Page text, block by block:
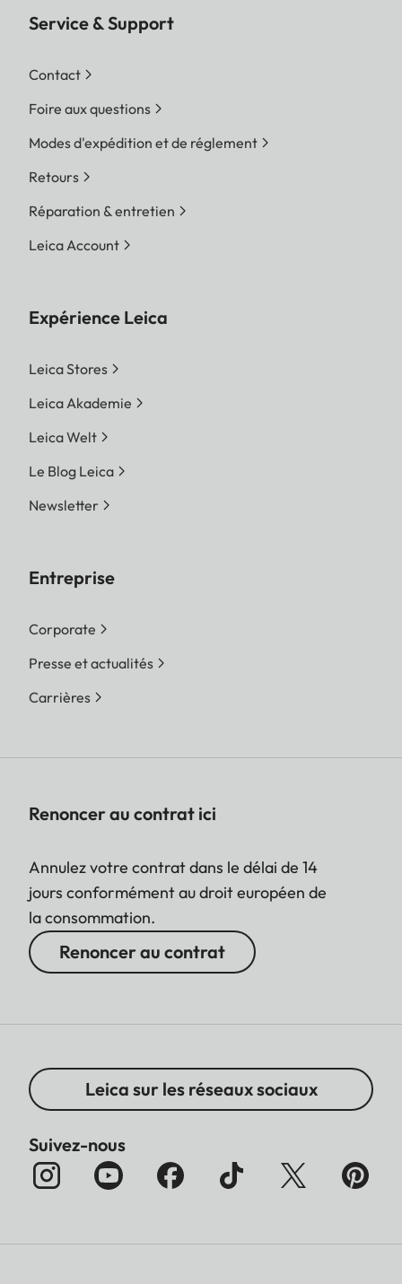
Service & Support
Contact
Foire aux questions
Modes d'expédition et de réglement
Retours
Réparation & entretien
Leica Account
Expérience Leica
Leica Stores
Leica Akademie
Leica Welt
Le Blog Leica
Newsletter
Entreprise
Corporate
Presse et actualités
Carrières
Renoncer au contrat ici
Annulez votre contrat dans le délai de 14
jours conformément au droit européen de
la consommation.
Renoncer au contrat
Leica sur les réseaux sociaux
Suivez-nous